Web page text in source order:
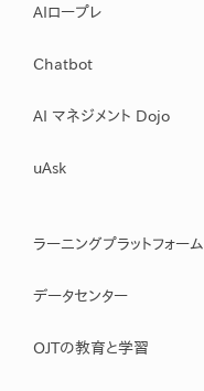
AIロープレ
Chatbot
AI マネジメント Dojo
uAsk
ラーニングプラットフォーム
データセンター
OJTの教育と学習